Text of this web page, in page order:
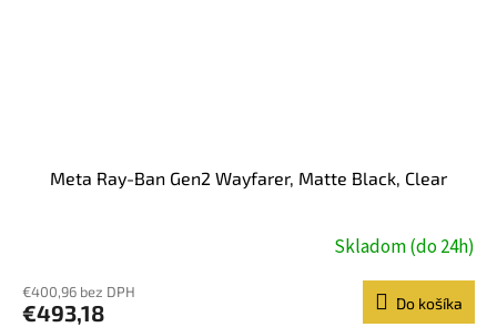
Meta Ray-Ban Gen2 Wayfarer, Matte Black, Clear
Skladom (do 24h)
€400,96 bez DPH
€493,18 Do košíka